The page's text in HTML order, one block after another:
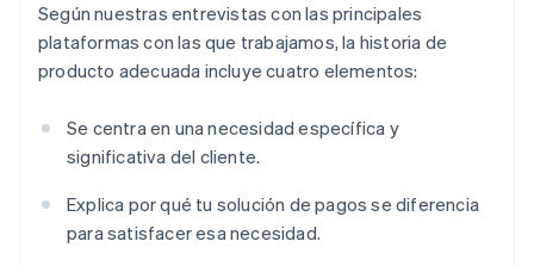
Según nuestras entrevistas con las principales
plataformas con las que trabajamos, la historia de
producto adecuada incluye cuatro elementos:
Se centra en una necesidad específica y
significativa del cliente.
Explica por qué tu solución de pagos se diferencia
para satisfacer esa necesidad.